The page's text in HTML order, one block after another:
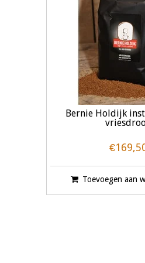
Bernie Holdijk
Toevoegen aan